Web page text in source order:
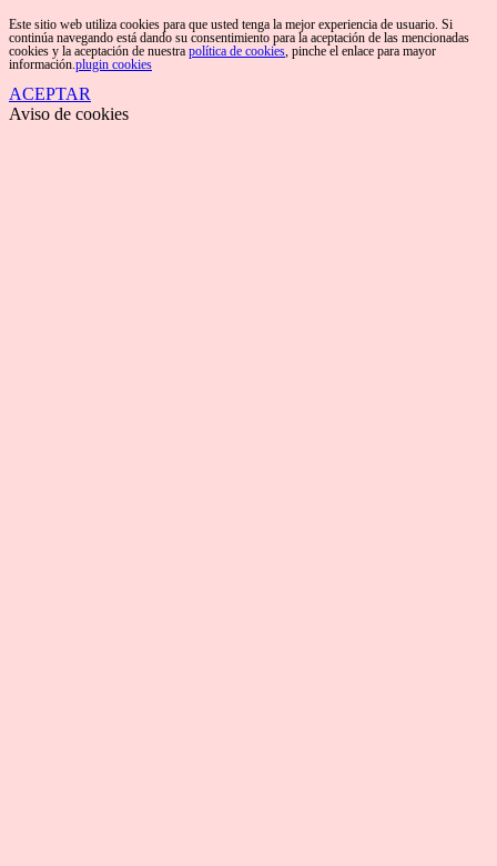
Este sitio web utiliza cookies para que usted tenga la mejor experiencia de usuario. Si
continúa navegando está dando su consentimiento para la aceptación de las mencionadas
cookies y la aceptación de nuestra política de cookies, pinche el enlace para mayor
información.plugin cookies
ACEPTAR
Aviso de cookies